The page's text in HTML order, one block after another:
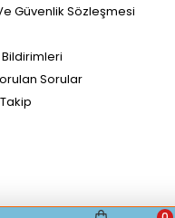
Güvenlik Sözleşmesi
Sorular